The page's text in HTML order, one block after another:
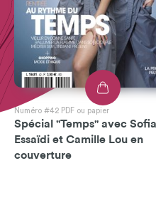
Numéro #42 PDF ou papier
Spécial "Temps" avec Sofia
Essaïdi et Camille Lou en
couverture